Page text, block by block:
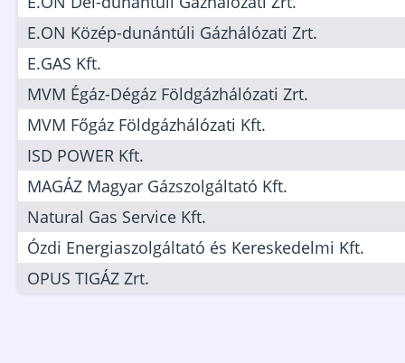
E.ON Közép-dunántúli Gázhálózati Zrt.
E.GAS Kft.
MVM Égáz-Dégáz Földgázhálózati Zrt.
MVM Főgáz Földgázhálózati Kft.
ISD POWER Kft.
MAGÁZ Magyar Gázszolgáltató Kft.
Natural Gas Service Kft.
Ózdi Energiaszolgáltató és Kereskedelmi Kft.
OPUS TIGÁZ Zrt.